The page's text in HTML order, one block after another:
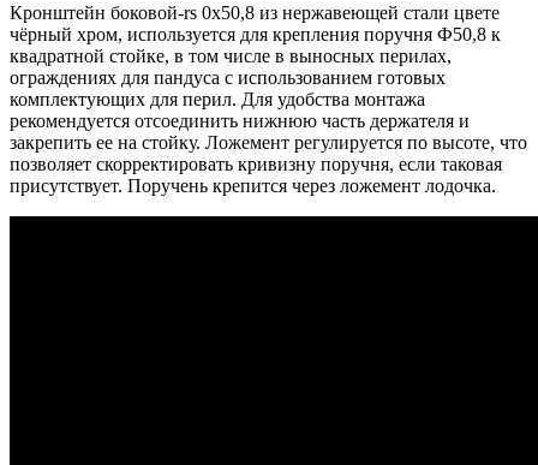
Кронштейн боковой-rs 0х50,8 из нержавеющей стали цвете
чёрный хром, используется для крепления поручня Ф50,8 к
квадратной стойке, в том числе в выносных перилах,
ограждениях для пандуса с использованием готовых
комплектующих для перил. Для удобства монтажа
рекомендуется отсоединить нижнюю часть держателя и
закрепить ее на стойку. Ложемент регулируется по высоте, что
позволяет скорректировать кривизну поручня, если таковая
присутствует. Поручень крепится через ложемент лодочка.